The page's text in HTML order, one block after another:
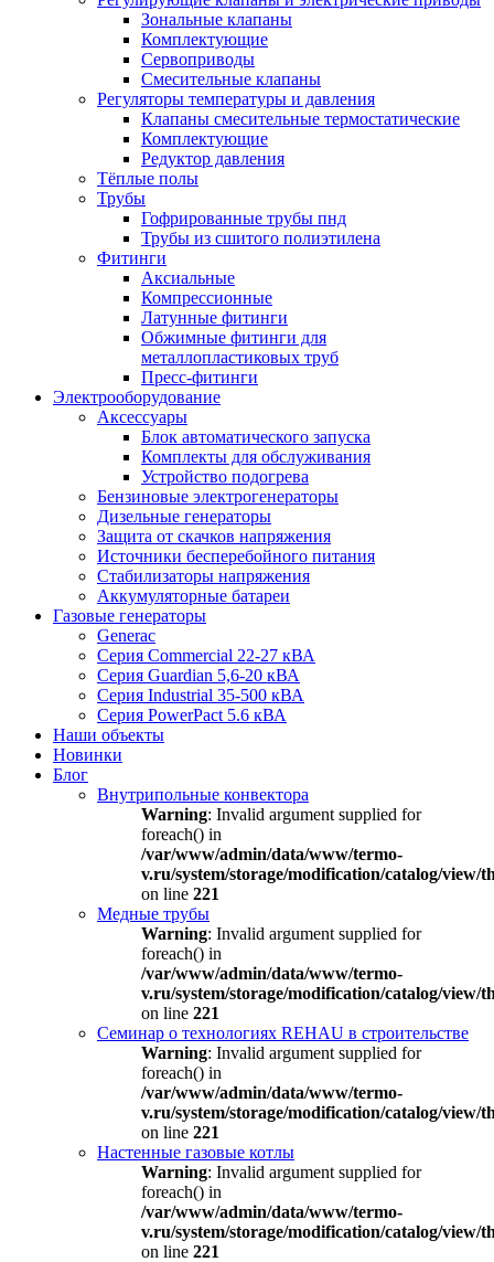
Зональные клапаны
Комплектующие
Сервоприводы
Смесительные клапаны
Регуляторы температуры и давления
Клапаны смесительные термостатические
Комплектующие
Редуктор давления
Тёплые полы
Трубы
Гофрированные трубы пнд
Трубы из сшитого полиэтилена
Фитинги
Аксиальные
Компрессионные
Латунные фитинги
Обжимные фитинги для
металлопластиковых труб
Пресс-фитинги
Электрооборудование
Аксессуары
Блок автоматического запуска
Комплекты для обслуживания
Устройство подогрева
Бензиновые электрогенераторы
Дизельные генераторы
Защита от скачков напряжения
Источники бесперебойного питания
Стабилизаторы напряжения
Аккумуляторные батареи
Газовые генераторы
Generac
Серия Commercial 22-27 кВА
Серия Guardian 5,6-20 кВА
Серия Industrial 35-500 кВА
Серия PowerPact 5.6 кВА
Наши объекты
Новинки
Блог
Внутрипольные конвектора
Warning: Invalid argument supplied for
foreach() in
/var/www/admin/data/www/termo-
v.ru/system/storage/modification/catalog/view/
on line 221
Медные трубы
Warning: Invalid argument supplied for
foreach() in
/var/www/admin/data/www/termo-
v.ru/system/storage/modification/catalog/view/
on line 221
Семинар о технологиях REHAU в строительстве
Warning: Invalid argument supplied for
foreach() in
/var/www/admin/data/www/termo-
v.ru/system/storage/modification/catalog/view/
on line 221
Настенные газовые котлы
Warning: Invalid argument supplied for
foreach() in
/var/www/admin/data/www/termo-
v.ru/system/storage/modification/catalog/view/
on line 221